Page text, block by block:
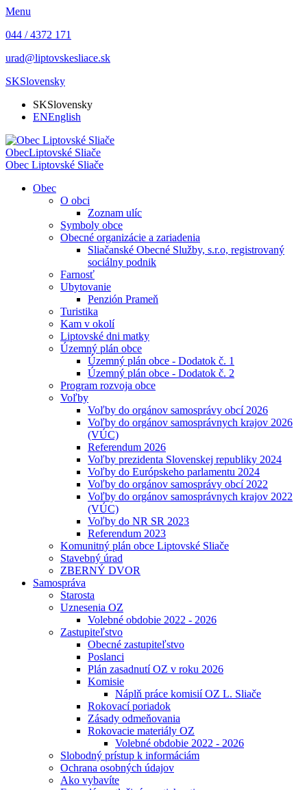
Menu
044 / 4372 171
urad@liptovskesliace.sk
SKSlovensky
SKSlovensky
ENEnglish
ObecLiptovské Sliače
Obec Liptovské Sliače
Obec
O obci
Zoznam ulíc
Symboly obce
Obecné organizácie a zariadenia
Sliačanské Obecné Služby, s.r.o, registrovaný
sociálny podnik
Farnosť
Ubytovanie
Penzión Prameň
Turistika
Kam v okolí
Liptovské dni matky
Územný plán obce
Územný plán obce - Dodatok č. 1
Územný plán obce - Dodatok č. 2
Program rozvoja obce
Voľby
Voľby do orgánov samosprávy obcí 2026
Voľby do orgánov samosprávnych krajov 2026
(VÚC)
Referendum 2026
Voľby prezidenta Slovenskej republiky 2024
Voľby do Európskeho parlamentu 2024
Voľby do orgánov samosprávy obcí 2022
Voľby do orgánov samosprávnych krajov 2022
(VÚC)
Voľby do NR SR 2023
Referendum 2023
Komunitný plán obce Liptovské Sliače
Stavebný úrad
ZBERNÝ DVOR
Samospráva
Starosta
Uznesenia OZ
Volebné obdobie 2022 - 2026
Zastupiteľstvo
Obecné zastupiteľstvo
Poslanci
Plán zasadnutí OZ v roku 2026
Komisie
Náplň práce komisií OZ L. Sliače
Rokovací poriadok
Zásady odmeňovania
Rokovacie materiály OZ
Volebné obdobie 2022 - 2026
Slobodný prístup k informáciám
Ochrana osobných údajov
Ako vybavíte